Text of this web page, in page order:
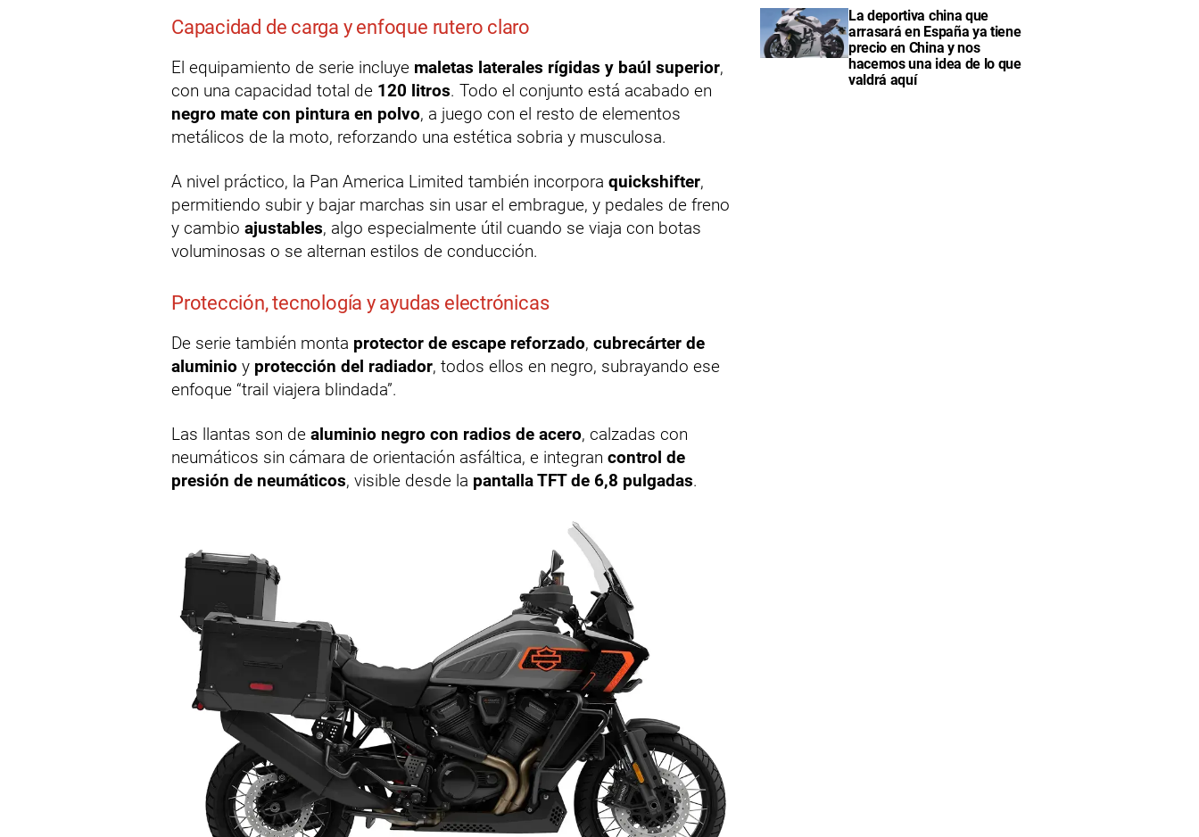
Capacidad de carga y enfoque rutero claro
El equipamiento de serie incluye maletas laterales rígidas y baúl superior,
con una capacidad total de 120 litros. Todo el conjunto está acabado en
negro mate con pintura en polvo, a juego con el resto de elementos
metálicos de la moto, reforzando una estética sobria y musculosa.
A nivel práctico, la Pan America Limited también incorpora quickshifter,
permitiendo subir y bajar marchas sin usar el embrague, y pedales de freno
y cambio ajustables, algo especialmente útil cuando se viaja con botas
voluminosas o se alternan estilos de conducción.
Protección, tecnología y ayudas electrónicas
De serie también monta protector de escape reforzado, cubrecárter de
aluminio y protección del radiador, todos ellos en negro, subrayando ese
enfoque “trail viajera blindada”.
Las llantas son de aluminio negro con radios de acero, calzadas con
neumáticos sin cámara de orientación asfáltica, e integran control de
presión de neumáticos, visible desde la pantalla TFT de 6,8 pulgadas.
La deportiva china que
arrasará en España ya tiene
precio en China y nos
hacemos una idea de lo que
valdrá aquí